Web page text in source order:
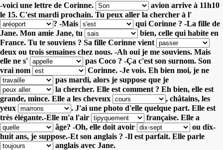
-voici une lettre de Corinne.
avion arrive à 11h10
le 15. C'est mardi prochain. Tu peux aller la chercher à l'
? -Mais qui Corinne ? -La fille de
Jane. Mon amie Jane, tu
bien, celle qui habite en
France. Tu te souviens ? Sa fille Corinne vient
deux ou trois semaines chez nous. -Ah oui je me souviens. Mais
elle ne s'
pas Coco ? -Ça c'est son surnom. Son
vrai nom
Corinne. -Je vois. Eh bien moi, je ne
pas mardi, alors je suppose que je
la chercher. Elle est comment ? Eh bien, elle est
grande, mince. Elle a les cheveux
, châtains, les
yeux
. J'ai une photo d'elle quelque part. Elle est
très élégante.-Elle m'a l'air
française. Elle a
âge? -Oh, elle doit avoir
ou dix-
huit ans, je suppose.-Et son anglais ? -Il est parfait. Elle parle
anglais avec Jane.